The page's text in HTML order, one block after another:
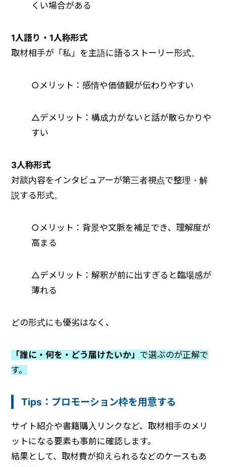
くい場合がある
1人語り・1人称形式
取材相手が「私」を主語に語るストーリー形式。
○メリット：感情や価値観が伝わりやすい
△デメリット：構成力がないと話が散らかりや
すい
3人称形式
対談内容をインタビュアーが第三者視点で整理・解
説する形式。
○メリット：背景や文脈を補足でき、理解度が
高まる
△デメリット：解釈が前に出すぎると臨場感が
薄れる
どの形式にも優劣はなく、
「誰に・何を・どう届けたいか」 で選ぶのが正解で
す。
Tips：プロモーション枠を用意する
サイト紹介や書籍購入リンクなど、取材相手のメリ
ットになる要素も事前に確認します。
結果として、取材費が抑えられるなどのケースもあ